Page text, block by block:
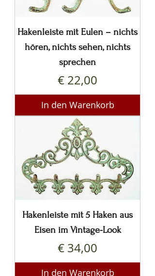
Hakenleiste mit Eulen – nichts
hören, nichts sehen, nichts
sprechen
Preis
€ 22,00
In den Warenkorb
Hakenleiste mit 5 Haken aus
Eisen im Vintage-Look
Preis
€ 34,00
In den Warenkorb